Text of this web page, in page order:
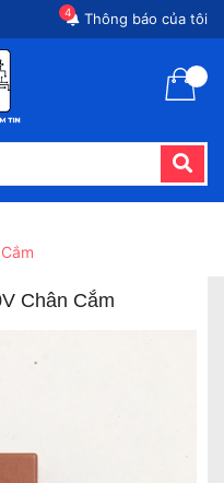
Thông báo của tôi
4
Chân Cắm